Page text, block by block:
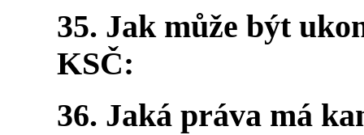
35. Jak může být
KSČ:
36. Jaká práva má